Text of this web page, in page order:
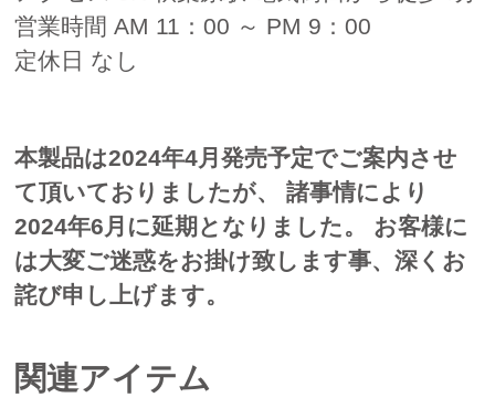
営業時間 AM 11：00 ～ PM 9：00
定休日 なし
本製品は2024年4月発売予定でご案内させ
て頂いておりましたが、 諸事情により
2024年6 月に延期となりました。 お客様に
は大変ご迷惑をお掛け致します事、深くお
詫び申し上げます。
関連アイテム